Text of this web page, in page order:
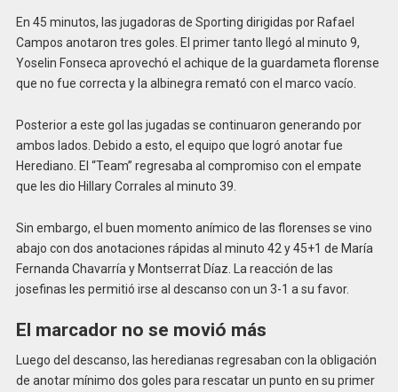
En 45 minutos, las jugadoras de Sporting dirigidas por Rafael
Campos anotaron tres goles. El primer tanto llegó al minuto 9,
Yoselin Fonseca aprovechó el achique de la guardameta florense
que no fue correcta y la albinegra remató con el marco vacío.
Posterior a este gol las jugadas se continuaron generando por
ambos lados. Debido a esto, el equipo que logró anotar fue
Herediano. El “Team” regresaba al compromiso con el empate
que les dio Hillary Corrales al minuto 39.
Sin embargo, el buen momento anímico de las florenses se vino
abajo con dos anotaciones rápidas al minuto 42 y 45+1 de María
Fernanda Chavarría y Montserrat Díaz. La reacción de las
josefinas les permitió irse al descanso con un 3-1 a su favor.
El marcador no se movió más
Luego del descanso, las heredianas regresaban con la obligación
de anotar mínimo dos goles para rescatar un punto en su primer